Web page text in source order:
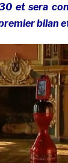
et sera
bilan